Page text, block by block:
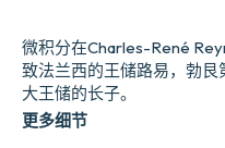
微积分在Charles-René
致法兰西的王储路易，勃
大王储的长子。
更多细节